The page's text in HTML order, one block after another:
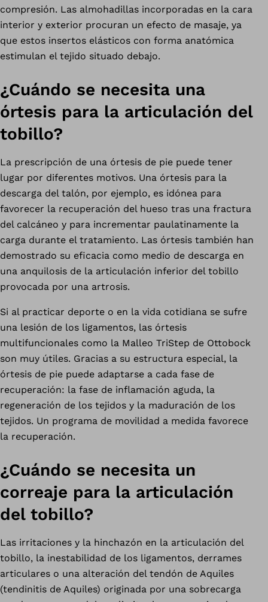
compresión. Las almohadillas incorporadas en la cara
interior y exterior procuran un efecto de masaje, ya
que estos insertos elásticos con forma anatómica
estimulan el tejido situado debajo.
¿Cuándo se necesita una
órtesis para la articulación del
tobillo?
La prescripción de una órtesis de pie puede tener
lugar por diferentes motivos. Una órtesis para la
descarga del talón, por ejemplo, es idónea para
favorecer la recuperación del hueso tras una fractura
del calcáneo y para incrementar paulatinamente la
carga durante el tratamiento. Las órtesis también han
demostrado su eficacia como medio de descarga en
una anquilosis de la articulación inferior del tobillo
provocada por una artrosis.
Si al practicar deporte o en la vida cotidiana se sufre
una lesión de los ligamentos, las órtesis
multifuncionales como la Malleo TriStep de Ottobock
son muy útiles. Gracias a su estructura especial, la
órtesis de pie puede adaptarse a cada fase de
recuperación: la fase de inflamación aguda, la
regeneración de los tejidos y la maduración de los
tejidos. Un programa de movilidad a medida favorece
la recuperación.
¿Cuándo se necesita un
correaje para la articulación
del tobillo?
Las irritaciones y la hinchazón en la articulación del
tobillo, la inestabilidad de los ligamentos, derrames
articulares o una alteración del tendón de Aquiles
(tendinitis de Aquiles) originada por una sobrecarga